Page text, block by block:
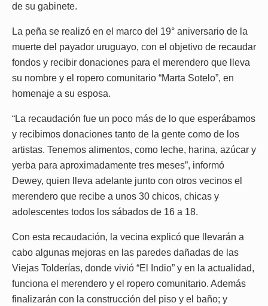
de su gabinete.
La peña se realizó en el marco del 19° aniversario de la
muerte del payador uruguayo, con el objetivo de recaudar
fondos y recibir donaciones para el merendero que lleva
su nombre y el ropero comunitario “Marta Sotelo”, en
homenaje a su esposa.
“La recaudación fue un poco más de lo que esperábamos
y recibimos donaciones tanto de la gente como de los
artistas. Tenemos alimentos, como leche, harina, azúcar y
yerba para aproximadamente tres meses”, informó
Dewey, quien lleva adelante junto con otros vecinos el
merendero que recibe a unos 30 chicos, chicas y
adolescentes todos los sábados de 16 a 18.
Con esta recaudación, la vecina explicó que llevarán a
cabo algunas mejoras en las paredes dañadas de las
Viejas Tolderías, donde vivió “El Indio” y en la actualidad,
funciona el merendero y el ropero comunitario. Además
finalizarán con la construcción del piso y el baño; y